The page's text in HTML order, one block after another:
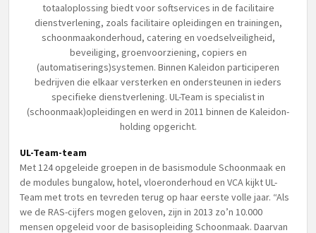
totaaloplossing biedt voor softservices in de facilitaire
dienstverlening, zoals facilitaire opleidingen en trainingen,
schoonmaakonderhoud, catering en voedselveiligheid,
beveiliging, groenvoorziening, copiers en
(automatiserings)systemen. Binnen Kaleidon participeren
bedrijven die elkaar versterken en ondersteunen in ieders
specifieke dienstverlening. UL-Team is specialist in
(schoonmaak)opleidingen en werd in 2011 binnen de Kaleidon-
holding opgericht.
UL-Team-team
Met 124 opgeleide groepen in de basismodule Schoonmaak en
de modules bungalow, hotel, vloeronderhoud en VCA kijkt UL-
Team met trots en tevreden terug op haar eerste volle jaar. “Als
we de RAS-cijfers mogen geloven, zijn in 2013 zo’n 10.000
mensen opgeleid voor de basisopleiding Schoonmaak. Daarvan